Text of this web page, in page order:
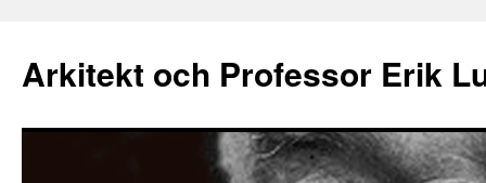
Arkitekt och Professor Erik